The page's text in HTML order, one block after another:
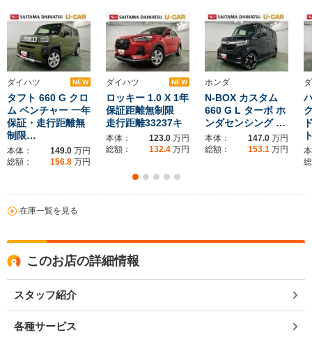
ダイハツ NEW
タフト 660 G クロ
ム ベンチャー 一年
保証・走行距離無
制限…
本体： 149.0 万円
総額：
156.8 万円
ダイハツ NEW
ロッキー 1.0 X 1年
保証距離無制限
走行距離33237キ
本体： 123.0 万円
総額：
132.4 万円
ホンダ
N-BOX カスタム
660 G L ターボ ホ
ンダセンシング …
本体： 147.0 万円
総額：
153.1 万円
在庫一覧を見る
このお店の詳細情報
スタッフ紹介
各種サービス